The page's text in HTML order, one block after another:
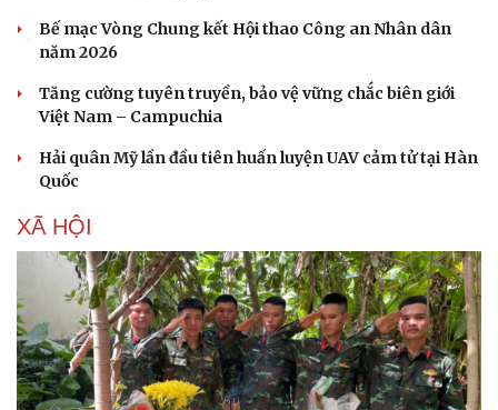
Bế mạc Vòng Chung kết Hội thao Công an Nhân dân
năm 2026
Tăng cường tuyên truyền, bảo vệ vững chắc biên giới
Việt Nam – Campuchia
Hải quân Mỹ lần đầu tiên huấn luyện UAV cảm tử tại Hàn
Quốc
XÃ HỘI